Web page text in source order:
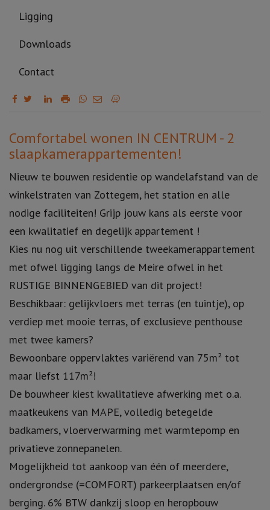
Ligging
Downloads
Contact
Omschrijving
Comfortabel wonen IN CENTRUM - 2
slaapkamerappartementen!
Nieuw te bouwen residentie op wandelafstand van de
winkelstraten van Zottegem, het station en alle
nodige faciliteiten! Grijp jouw kans als eerste voor
een kwalitatief en degelijk appartement !
Kies nu nog uit verschillende tweekamerappartement
met ofwel ligging langs de Meire ofwel in het
RUSTIGE BINNENGEBIED van dit project!
Beschikbaar: gelijkvloers met terras (en tuintje), op
verdiep met mooie terras, of exclusieve penthouse
met twee kamers?
Bewoonbare oppervlaktes variërend van 75m² tot
maar liefst 117m²!
De bouwheer kiest kwalitatieve afwerking met o.a.
maatkeukens van MAPE, volledig betegelde
badkamers, vloerverwarming met warmtepomp en
privatieve zonnepanelen.
Mogelijkheid tot aankoop van één of meerdere,
ondergrondse (=COMFORT) parkeerplaatsen en/of
berging. 6% BTW dankzij sloop en heropbouw